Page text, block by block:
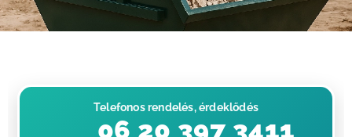
Telefonos rendelés, érdeklődés
📞 06 20 397 3411